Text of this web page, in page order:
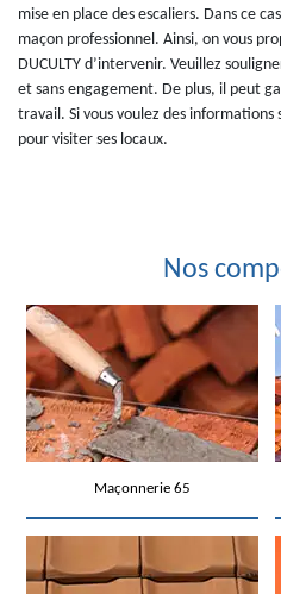
mise en place des escaliers. Dans ce
maçon professionnel. Ainsi, on vous
DUCULTY d’intervenir. Veuillez
et sans engagement. De plus, il peut
travail. Si vous voulez des informations
pour visiter ses locaux.
Nos
Maçonnerie 65